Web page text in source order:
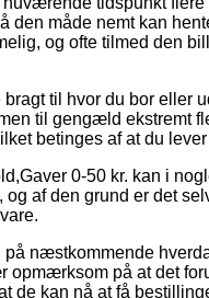
den måde nemt kan
og ofte tilmed den
til hvor du bor eller
til gengæld ekstremt
betinges af at du
0-50 kr. kan i
af den grund er det
næstkommende
opmærksom på at det
de kan nå at få